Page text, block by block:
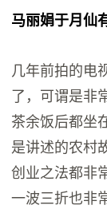
马丽娟于月仙
几年前拍的电
了，可谓是非
茶余饭后都坐
是讲述的农村
创业之法都非
一波三折也非